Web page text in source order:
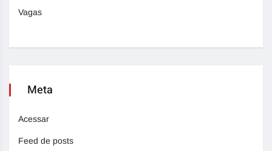
Vagas
Meta
Acessar
Feed de posts